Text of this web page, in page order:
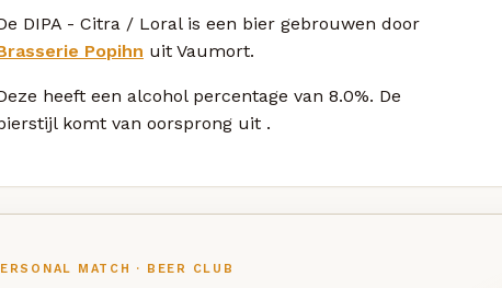
DIPA - Citra / Loral is een bier gebrouwen door
Popihn uit Vaumort.
heeft een alcohol percentage van 8.0%. De
komt van oorsprong uit .
MATCH · BEER CLUB